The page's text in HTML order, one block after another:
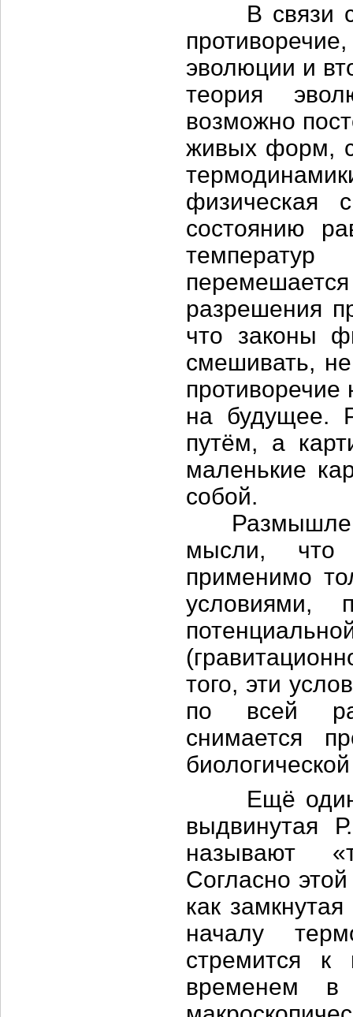
В связи с
эволюции и
теория
возможно
живых форм,
физическая
состоянию
разрешения
что законы
смешивать,
на будущее.
путём, а
маленькие
собой.
мысли, что
применимо
условиями,
того, эти
по всей
снимается
Ещё один
выдвинутая
называют
Согласно
как
началу
стремится к
временем в